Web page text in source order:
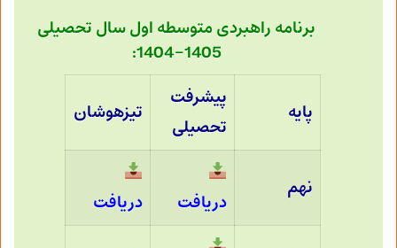
برنامه راهبردی متوسطه اول سال تحصیلی
1405-1404:
پایه
پیشرفت
تحصیلی
تیزهوشان
نهم
دریافت دریافت